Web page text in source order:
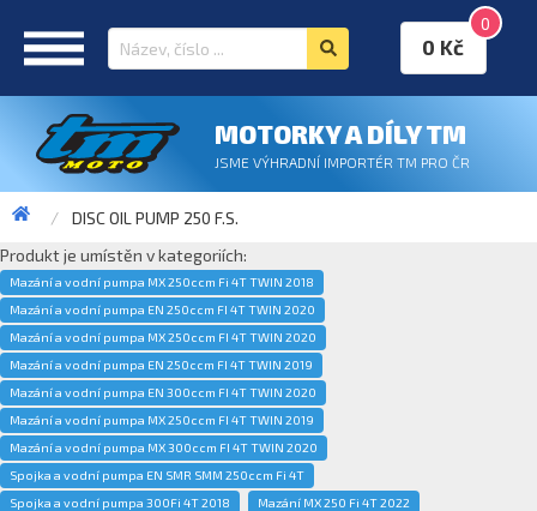
0
0 Kč
MOTORKY A DÍLY TM
JSME VÝHRADNÍ IMPORTÉR TM PRO ČR
DISC OIL PUMP 250 F.S.
Produkt je umístěn v kategoriích:
Mazání a vodní pumpa MX 250ccm Fi 4T TWIN 2018
Mazání a vodní pumpa EN 250ccm FI 4T TWIN 2020
Mazání a vodní pumpa MX 250ccm FI 4T TWIN 2020
Mazání a vodní pumpa EN 250ccm FI 4T TWIN 2019
Mazání a vodní pumpa EN 300ccm FI 4T TWIN 2020
Mazání a vodní pumpa MX 250ccm FI 4T TWIN 2019
Mazání a vodní pumpa MX 300ccm FI 4T TWIN 2020
Spojka a vodní pumpa EN SMR SMM 250ccm Fi 4T
Spojka a vodní pumpa 300Fi 4T 2018
Mazání MX 250 Fi 4T 2022